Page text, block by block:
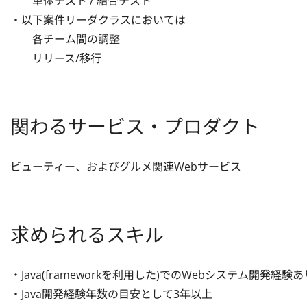
・以下案件リーダクラスにおいては
各チーム間の調整
リリース/移行
関わるサービス・プロダクト
ビューティー、およびグルメ関連Webサービス
求められるスキル
・Java(frameworkを利用した)でのWebシステム開発経験
・Java開発経験年数の目安として3年以上